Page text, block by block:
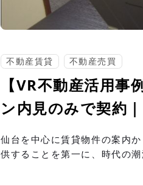
不動産賃貸 不動産売買
【VR不動産活用
ン内見のみで契約
仙台を中心に賃貸物件の案内
供することを第一に、時代の